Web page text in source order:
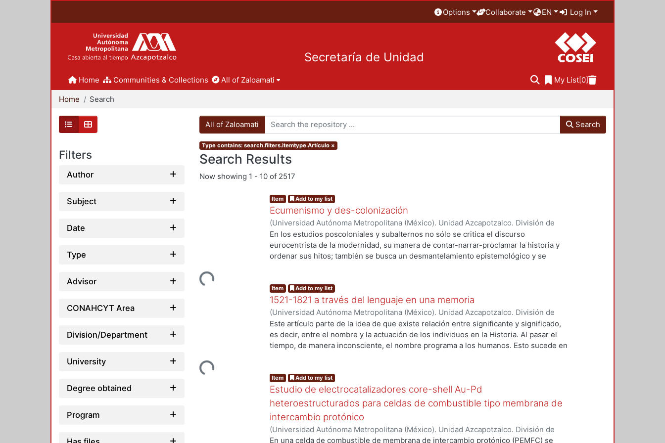
Options Collaborate EN Log In
Secretaría de Unidad
Home Communities & Collections All of Zaloamati My List[0]
Home Search
Filters
Author
Subject
Date
Type
Advisor
CONAHCYT Area
Division/Department
University
Degree obtained
Program
All of Zaloamati Search
Type contains: search.filters.itemtype.Artículo ×
Search Results
Now showing 1 - 10 of 2517
Loading...
Item Add to my list
Ecumenismo y des-colonización
(Universidad Autónoma Metropolitana (México). Unidad Azcapotzalco. División de
Ciencias Sociales y Humanidades.,2018)Martínez Ramírez, Fernando
En los estudios poscoloniales y subalternos no sólo se critica el discurso
eurocentrista de la modernidad, su manera de contar-narrar-proclamar la historia y
ordenar sus hitos; también se busca un desmantelamiento epistemológico y se
desde los cuales mirar y ser. Pero, ¿ejercen realmente estos estudios una influencia
inmediata sobre las formas de vida cotidiana, sobre las micro-realidades? Guiados
por esta duda, en este ensayo se hace un recorrido crítico por las distintas teorías
que dan cuenta de la oposición centro-periferia, desde la integración sociocultural
que postula Aguirre Beltrán, pasando por la transculturación, el decolonialismo, los
estudios culturales y latinoamericanos, los poscoloniales y subalternos. Al final se
Loading...
Item Add to my list
1521-1821 a través del lenguaje en una memoria
(Universidad Autónoma Metropolitana (México). Unidad Azcapotzalco. División de
Ciencias Sociales y Humanidades.,2021-12 )Calderón, Mario
Este artículo parte de la idea de que existe relación entre significante y significado,
es decir, entre el nombre y la actuación de los individuos en la Historia. Al pasar el
tiempo, de manera inconsciente, el nombre programa a los humanos. Esto sucede en
Tenochtitlan hasta 1821. Se observa la época novohispana y la Guerra de
Independencia. Se comentan hallazgos interesantes como que el imperio azteca
inició con el tótem de un águila venciendo una serpiente y finaliza con Cuauhtémoc
prisionero, el águila que cae. En el caso de la Guerra de Independencia, como si la
historia fuera una novela, fue iniciada por Ignacio Allende con el significado de “fuego
de allí” en Dolores por los dolores sufridos por la explotación y el hambre del pueblo.
Item Add to my list
Estudio de electrocatalizadores core-shell Au-Pd
heteroestructurados para celdas de combustible tipo membrana de
intercambio protónico
(Universidad Autónoma Metropolitana (México). Unidad Azcapotzalco. División de
Ciencias Básicas e Ingeniería.,2015)Romero Hernández, Adrián;Manríquez Ramírez,
En una celda de combustible de membrana de intercambio protónico (PEMFC) se